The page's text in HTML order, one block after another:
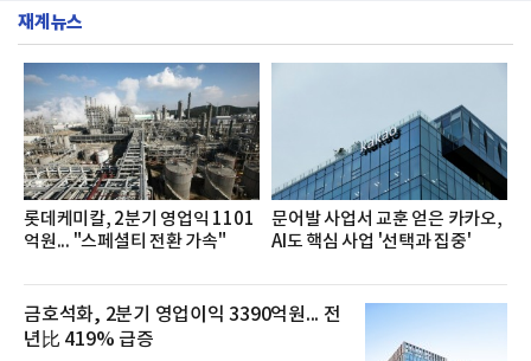
서도
영지원부 홍보팀과 2026년 새로이(e)＊가 공동 주관
쳐 진행됐다.참고로 새로이(e)는 NH농협캐피탈 MZ
세대들로(과장~계장) 구성된 자율 참여조직으로, 조
직문화 혁신과 업무 효율성 향상을 위한 다양한 활동
을 추진하며,새로운 변화와 이로운 영향력을 조직전
반에 전파하는 역할
재계뉴스
롯데케미칼, 2분기 영업익 1101
억원... "스페셜티 전환 가속"
문어발 사업서 교훈 얻은 카카오,
AI도 핵심 사업 '선택과 집중'
금호석화, 2분기 영업이익 3390억원... 전
년比 419% 급증